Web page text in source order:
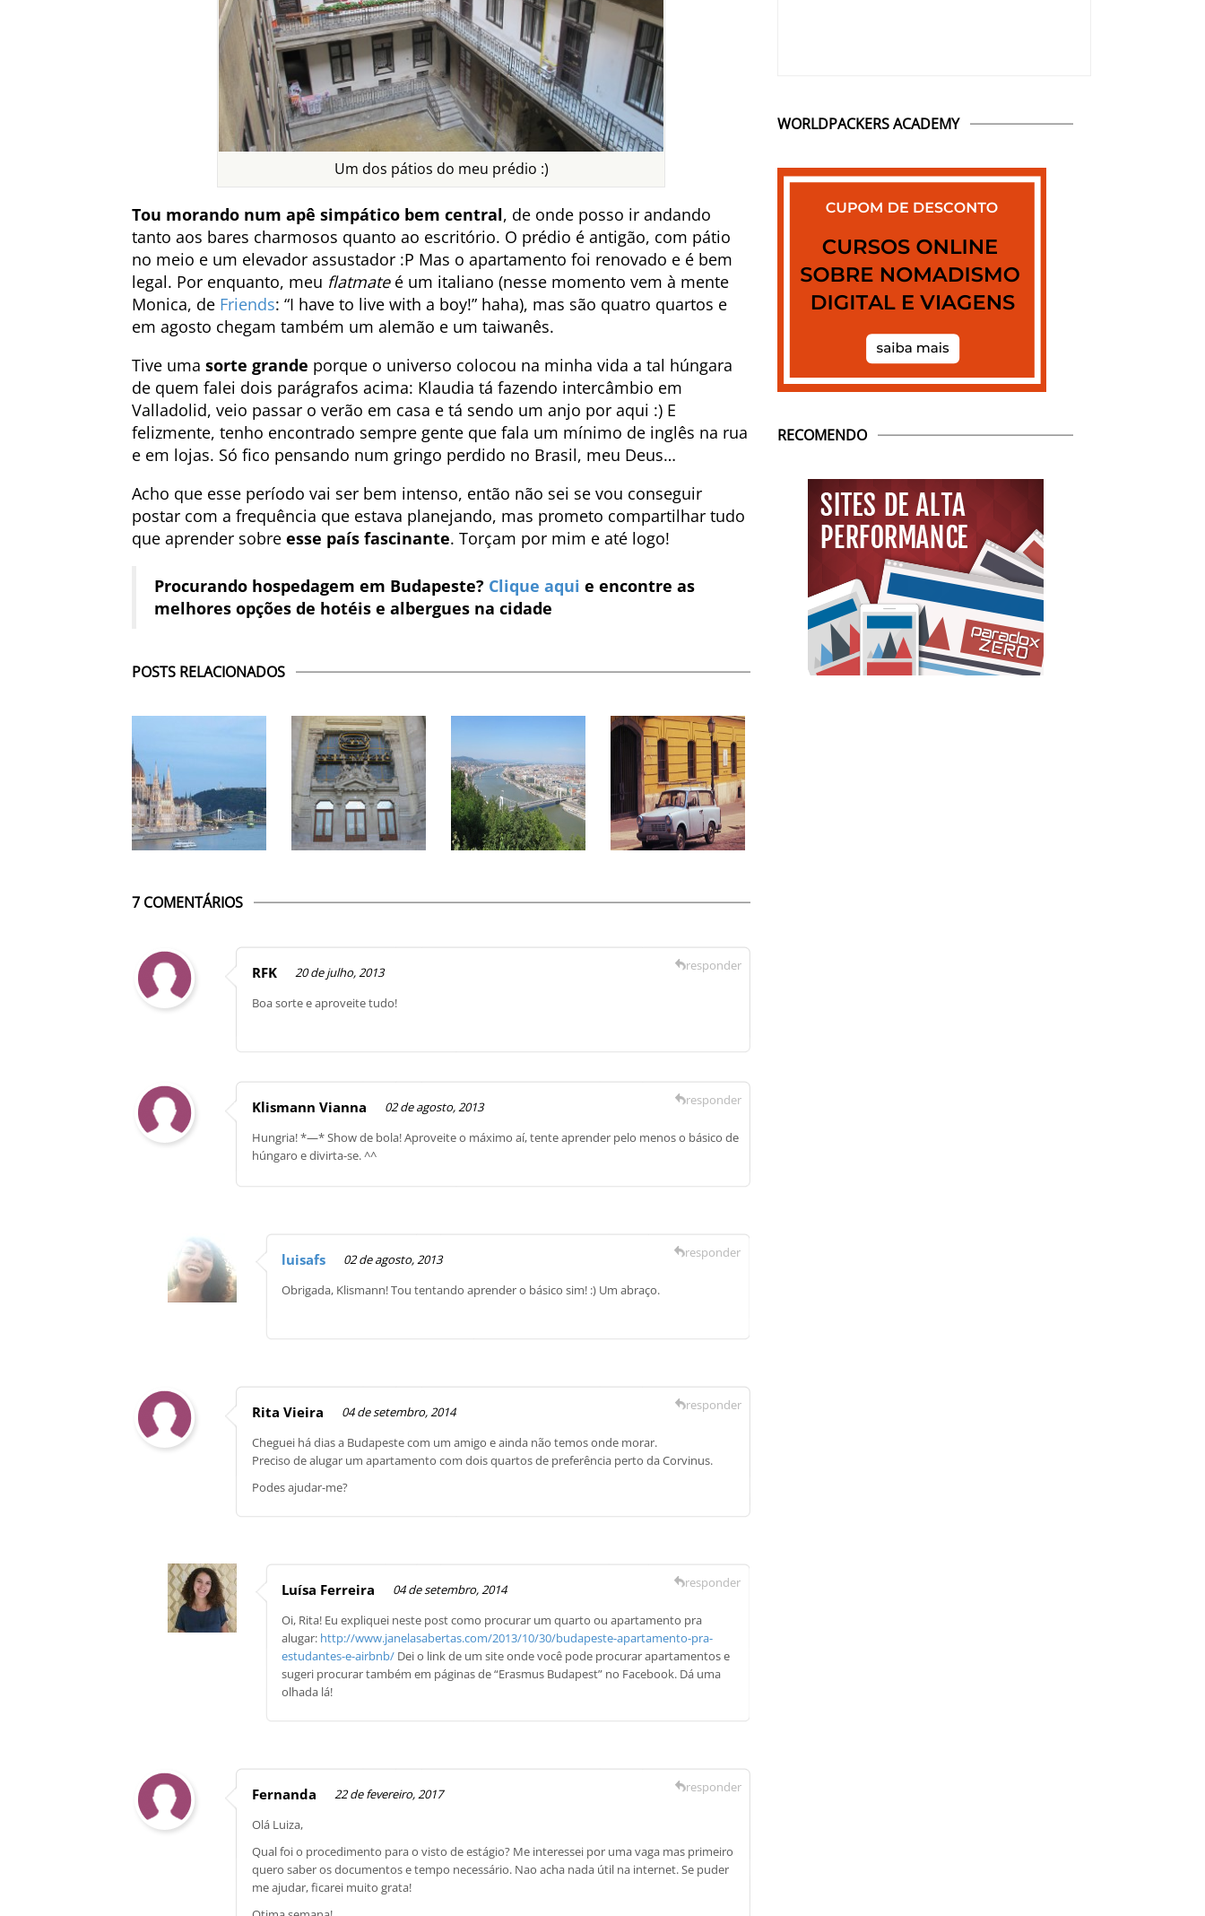
Um dos pátios do meu prédio :)
Tou morando num apê simpático bem central, de onde posso ir andando
tanto aos bares charmosos quanto ao escritório. O prédio é antigão, com pátio
no meio e um elevador assustador :P Mas o apartamento foi renovado e é bem
legal. Por enquanto, meu flatmateé um italiano (nesse momento vem à mente
Monica, de Friends: “I have to live with a boy!” haha), mas são quatro quartos e
em agosto chegam também um alemão e um taiwanês.
Tive uma sorte grande porque o universo colocou na minha vida a tal húngara
de quem falei dois parágrafos acima: Klaudia tá fazendo intercâmbio em
Valladolid, veio passar o verão em casa e tá sendo um anjo por aqui :) E
felizmente, tenho encontrado sempre gente que fala um mínimo de inglês na rua
e em lojas. Só fico pensando num gringo perdido no Brasil, meu Deus…
Acho que esse período vai ser bem intenso, então não sei se vou conseguir
postar com a frequência que estava planejando, mas prometo compartilhar tudo
que aprender sobre esse país fascinante. Torçam por mim e até logo!
Procurando hospedagem em Budapeste? Clique aqui e encontre as
melhores opções de hotéis e albergues na cidade
POSTS RELACIONADOS
7 COMENTÁRIOS
RFK
20 de julho, 2013
Boa sorte e aproveite tudo!
responder
Klismann Vianna
02 de agosto, 2013
Hungria! *—* Show de bola! Aproveite o máximo aí, tente aprender pelo menos o básico de
húngaro e divirta-se. ^^
responder
luisafs
02 de agosto, 2013
Obrigada, Klismann! Tou tentando aprender o básico sim! :) Um abraço.
responder
Rita Vieira
04 de setembro, 2014
Cheguei há dias a Budapeste com um amigo e ainda não temos onde morar.
Preciso de alugar um apartamento com dois quartos de preferência perto da Corvinus.
Podes ajudar-me?
responder
Luísa Ferreira
04 de setembro, 2014
Oi, Rita! Eu expliquei neste post como procurar um quarto ou apartamento pra
alugar: http://www.janelasabertas.com/2013/10/30/budapeste-apartamento-pra-
estudantes-e-airbnb/ Dei o link de um site onde você pode procurar apartamentos e
sugeri procurar também em páginas de “Erasmus Budapest” no Facebook. Dá uma
olhada lá!
responder
Fernanda
22 de fevereiro, 2017
Olá Luiza,
Qual foi o procedimento para o visto de estágio? Me interessei por uma vaga mas primeiro
quero saber os documentos e tempo necessário. Nao acha nada útil na internet. Se puder
me ajudar, ficarei muito grata!
responder
WORLDPACKERS ACADEMY
RECOMENDO